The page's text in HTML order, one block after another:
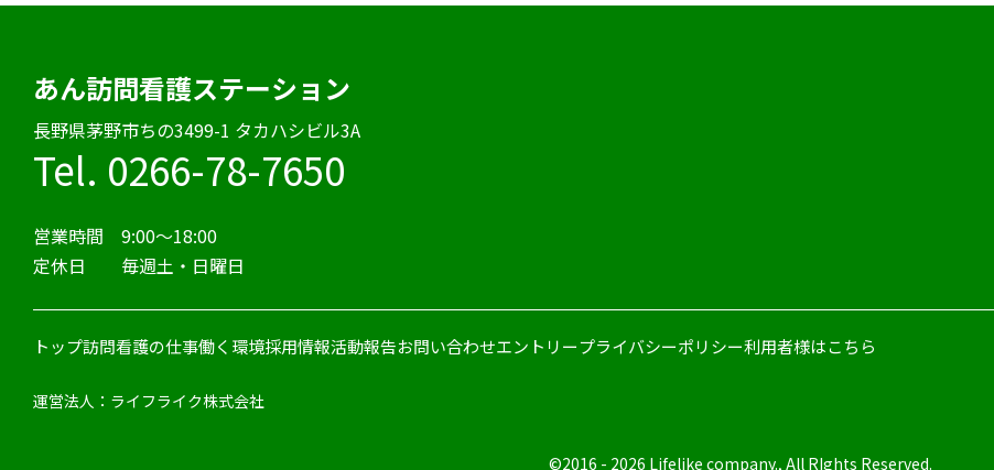
あん訪問看護ステーション
⻑野県茅野市ちの3499-1 タカハシビル3A
Tel. 0266-78-7650
営業時間 9:00〜18:00
定休日 毎週土・日曜日
トップ訪問看護の仕事働く環境採用情報活動報告お問い合わせエントリープライバシーポリシー利用者様はこちら
運営法人：ライフライク株式会社
©2016 - 2026 Lifelike company., All RIghts Reserved.